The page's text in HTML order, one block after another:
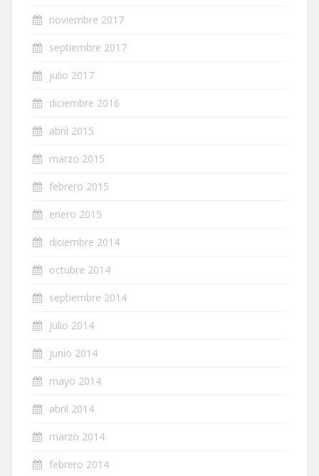
noviembre 2017
septiembre 2017
julio 2017
diciembre 2016
abril 2015
marzo 2015
febrero 2015
enero 2015
diciembre 2014
octubre 2014
septiembre 2014
julio 2014
junio 2014
mayo 2014
abril 2014
marzo 2014
febrero 2014